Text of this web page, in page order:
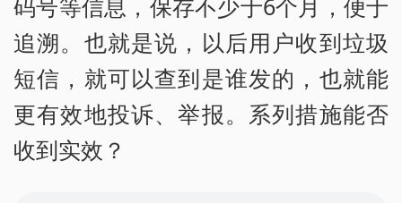
追溯。也就是说，以后用户收到垃圾
短信，就可以查到是谁发的，也就能
更有效地投诉、举报。系列措施能否
收到实效？